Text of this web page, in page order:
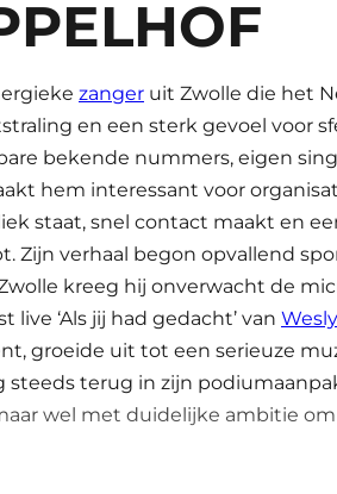
zanger uit Zwolle die het
en een sterk gevoel voor
bekende nummers, eigen
hem interessant voor
staat, snel contact maakt en
Zijn verhaal begon opvallend
kreeg hij onverwacht de
live ‘Als jij had gedacht’ van
groeide uit tot een serieuze
steeds terug in zijn
wel met duidelijke ambitie